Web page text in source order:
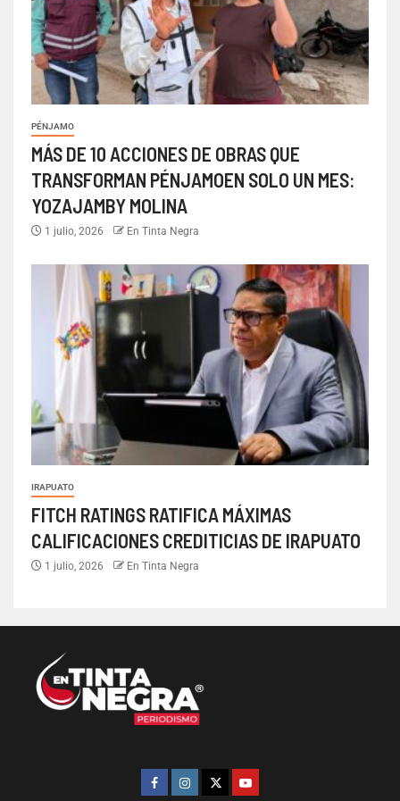
PÉNJAMO
MÁS DE 10 ACCIONES DE OBRAS QUE
TRANSFORMAN PÉNJAMOEN SOLO UN MES:
YOZAJAMBY MOLINA
1 julio, 2026 En Tinta Negra
IRAPUATO
FITCH RATINGS RATIFICA MÁXIMAS
CALIFICACIONES CREDITICIAS DE IRAPUATO
1 julio, 2026 En Tinta Negra